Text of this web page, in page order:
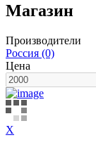
Магазин
Производители
Россия (0)
Цена
X